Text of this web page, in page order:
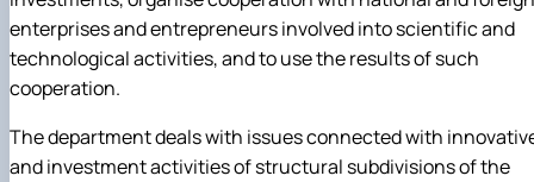
enterprises and entrepreneurs involved into scientific and
technological activities, and to use the results of such
cooperation.
The department deals with issues connected with
and investment activities of structural subdivisions of the